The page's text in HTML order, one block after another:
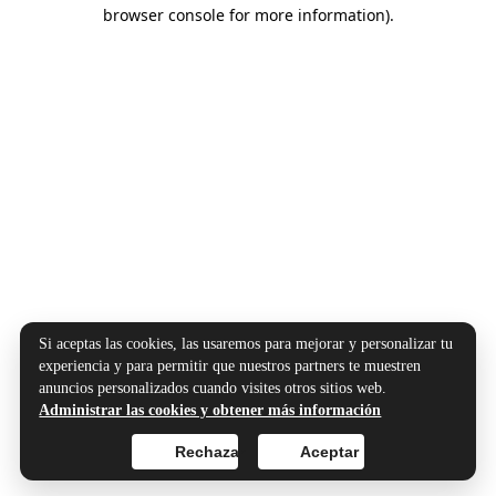
browser console for more information).
Si aceptas las cookies, las usaremos para mejorar y personalizar tu
experiencia y para permitir que nuestros partners te muestren
anuncios personalizados cuando visites otros sitios web.
Administrar las cookies y obtener más información
Aceptar
Rechazar